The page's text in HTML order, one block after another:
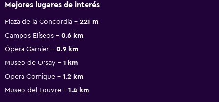
Mejores lugares de interés
Plaza de la Concordia
221 m
Campos Elíseos
0.6 km
Ópera Garnier
0.9 km
Museo de Orsay
1 km
Opera Comique
1.2 km
Museo del Louvre
1.4 km